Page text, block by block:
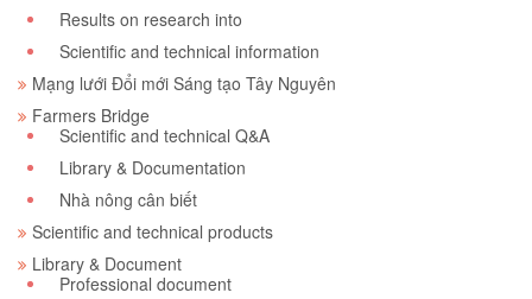
Results on research into
Scientific and technical information
Mạng lưới Đổi mới Sáng tạo Tây Nguyên
Farmers Bridge
Scientific and technical Q&A
Library & Documentation
Nhà nông cân biết
Scientific and technical products
Library & Document
Professional document